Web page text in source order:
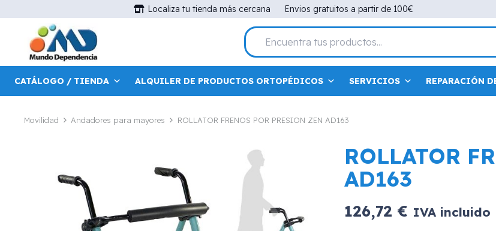
Localiza tu tienda más cercana Envios gratuitos a partir de 100€
CATÁLOGO / TIENDA ALQUILER DE PRODUCTOS ORTOPÉDICOS SERVICIOS REPARACIÓN
Movilidad Andadores para mayores ROLLATOR FRENOS POR PRESION ZEN AD163
ROLLATOR
AD163
126,72 € IVA incluido